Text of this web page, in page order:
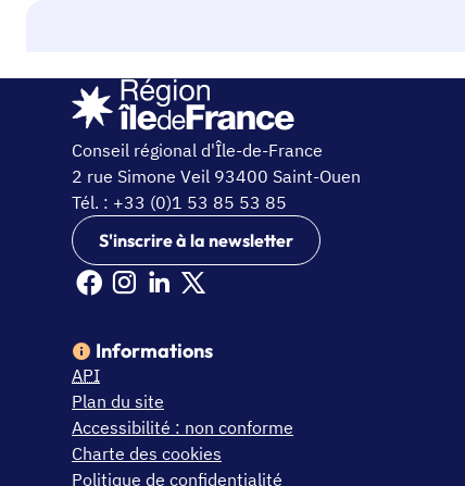
Conseil régional d'Île-de-France
2 rue Simone Veil 93400 Saint-Ouen
Tél. : +33 (0)1 53 85 53 85
S'inscrire à la newsletter
Facebook Ile de France (nouvelle fenêtre)
Instagram Ile de France (nouvelle fenêtre)
Linkedin Ile de France (nouvelle fenêtre)
X Ile de France (nouvelle fenêtre)
Informations
API
Plan du site
Accessibilité : non conforme
Charte des cookies
Politique de confidentialité